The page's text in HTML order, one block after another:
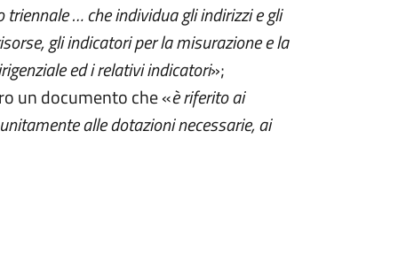
… che individua gli indirizzi e gli
gli indicatori per la misurazione e la
ed i relativi indicatori»;
un documento che «è riferito ai
alle dotazioni necessarie, ai